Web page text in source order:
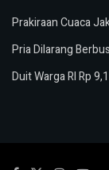
Prakiraan Cuaca
Pria Dilarang
Duit Warga RI Rp